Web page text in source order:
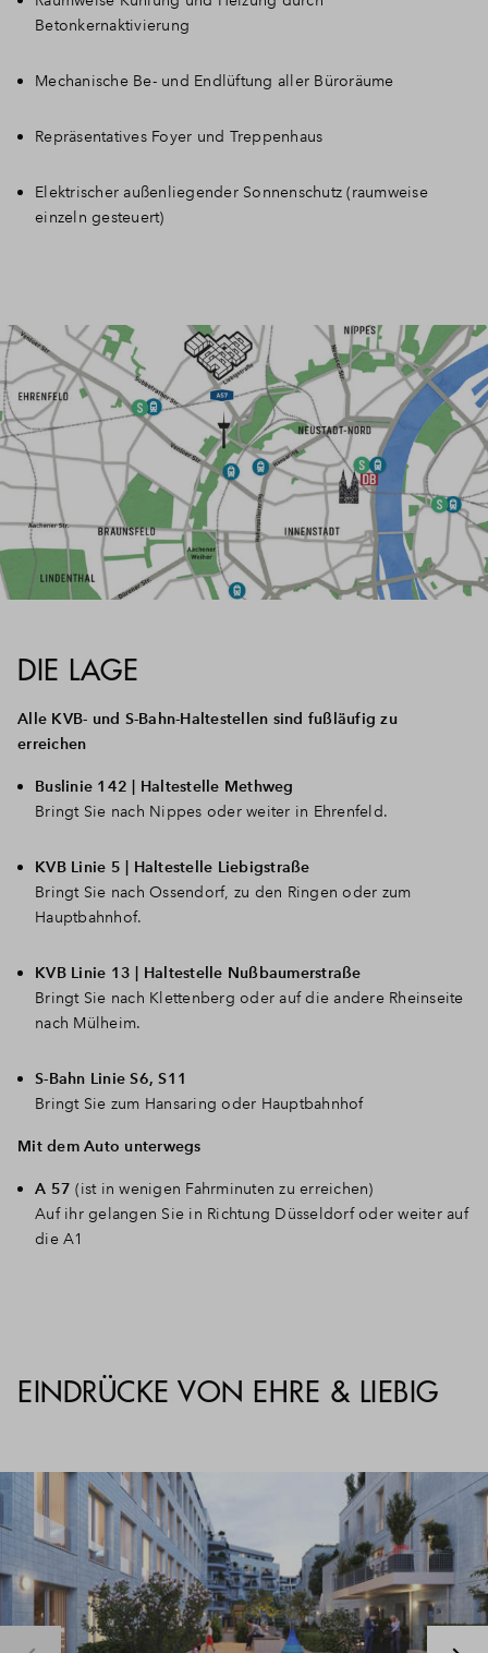
Betonkernaktivierung
Mechanische Be- und Endlüftung aller Büroräume
Repräsentatives Foyer und Treppenhaus
Elektrischer außenliegender Sonnenschutz (raumweise
einzeln gesteuert)
DIE LAGE
Alle KVB- und S-Bahn-Haltestellen sind fußläufig zu
erreichen
Buslinie 142 | Haltestelle Methweg
Bringt Sie nach Nippes oder weiter in Ehrenfeld.
KVB Linie 5 | Haltestelle Liebigstraße
Bringt Sie nach Ossendorf, zu den Ringen oder zum
Hauptbahnhof.
KVB Linie 13 | Haltestelle Nußbaumerstraße
Bringt Sie nach Klettenberg oder auf die andere Rheinseite
nach Mülheim.
S-Bahn Linie S6, S11
Bringt Sie zum Hansaring oder Hauptbahnhof
Mit dem Auto unterwegs
A 57 (ist in wenigen Fahrminuten zu erreichen)
Auf ihr gelangen Sie in Richtung Düsseldorf oder weiter auf
die A1
EINDRÜCKE VON EHRE & LIEBIG